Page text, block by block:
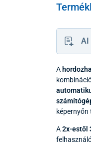
AI
A
képernyőn
A2x-estől